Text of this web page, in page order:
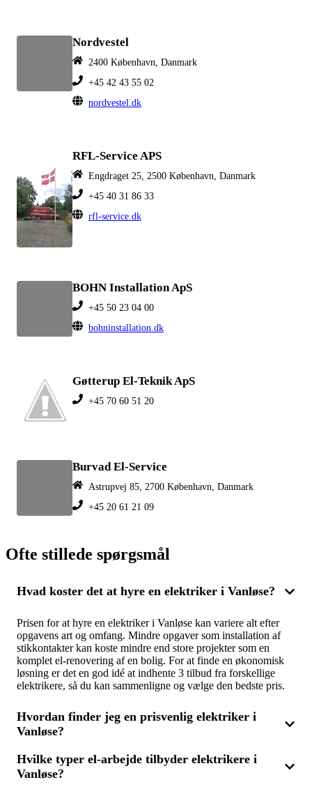
Nordvestel
2400 København, Danmark
+45 42 43 55 02
nordvestel.dk
RFL-Service APS
Engdraget 25, 2500 København, Danmark
+45 40 31 86 33
rfl-service.dk
BOHN Installation ApS
+45 50 23 04 00
bohninstallation.dk
Gøtterup El-Teknik ApS
+45 70 60 51 20
Burvad El-Service
Astrupvej 85, 2700 København, Danmark
+45 20 61 21 09
Ofte stillede spørgsmål
Hvad koster det at hyre en elektriker i Vanløse?
Prisen for at hyre en elektriker i Vanløse kan variere alt efter
opgavens art og omfang. Mindre opgaver som installation af
stikkontakter kan koste mindre end store projekter som en
komplet el-renovering af en bolig. For at finde en økonomisk
løsning er det en god idé at indhente 3 tilbud fra forskellige
elektrikere, så du kan sammenligne og vælge den bedste pris.
Hvordan finder jeg en prisvenlig elektriker i
Vanløse?
For at finde en prisvenlig elektriker i Vanløse skal du
sammenligne flere tilbud. Ved at få 3 tilbud fra forskellige el-
Hvilke typer el-arbejde tilbyder elektrikere i
Vanløse?